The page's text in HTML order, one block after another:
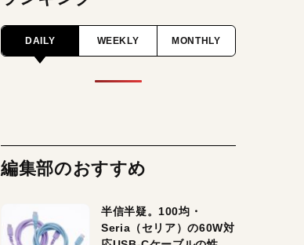
DAILY WEEKLY MONTHLY
編集部のおすすめ
半信半疑。100均・
Seria（セリア）の60W対